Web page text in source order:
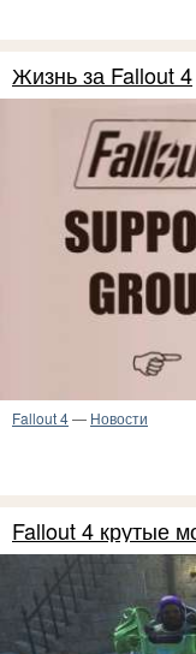
Жизнь за Fallout 4
Fallout 4— Новости
Fallout 4 крутые